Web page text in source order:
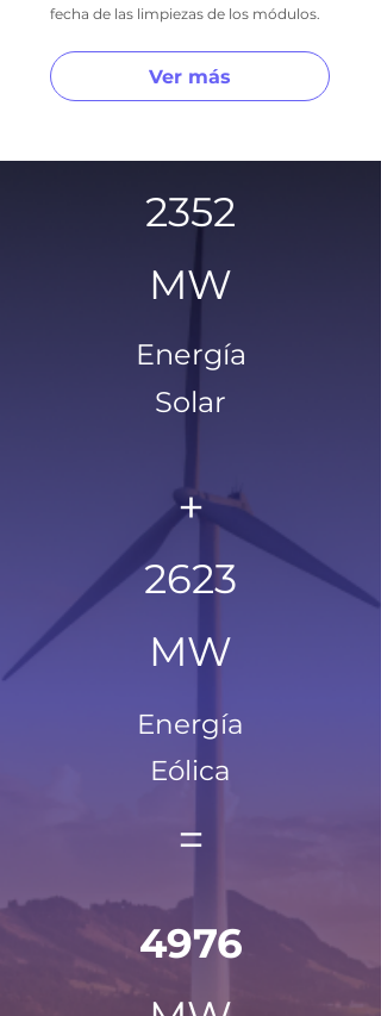
fecha de las limpiezas de los módulos.
Ver más
2352
MW
Energía
Solar
+
2623
MW
Energía
Eólica
=
4976